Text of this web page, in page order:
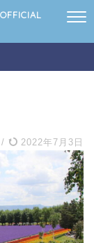
/ 2022年7月3日